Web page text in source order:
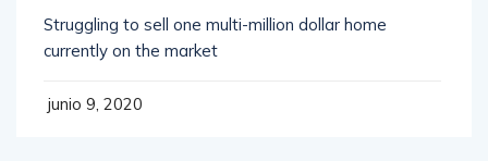
Struggling to sell one multi-million dollar home
currently on the market
junio 9, 2020